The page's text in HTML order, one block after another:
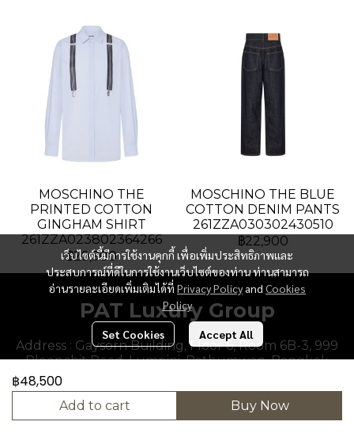
MOSCHINO THE
PRINTED COTTON
GINGHAM SHIRT
261ZZA023802364266
฿29,900
MOSCHINO THE BLUE
COTTON DENIM PANTS
261ZZA030302430510
฿22,900
฿48,500
Add to cart Buy Now
เว็บไซต์นี้มีการใช้งานคุกกี้ เพื่อเพิ่มประสิทธิภาพและ
ประสบการณ์ที่ดีในการใช้งานเว็บไซต์ของท่าน ท่านสามารถ
อ่านรายละเอียดเพิ่มเติมได้ที่ Privacy Policy and Cookies
Policy
Set Cookies Accept All
PAT Luxury Group
Address : Gaysorn Building, Floor 6, Room 6B-3, 999
Ploenchit Road, Lumpini, Pathumwan, Bangkok